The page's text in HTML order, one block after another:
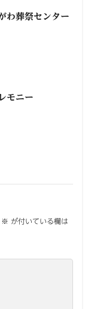
わ葬祭センター
モニー
※ が付いている欄は